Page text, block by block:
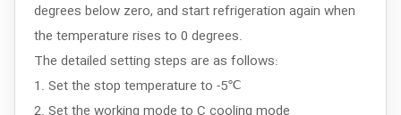
degrees below zero, and start refrigeration again when
the temperature rises to 0 degrees.
The detailed setting steps are as follows:
1. Set the stop temperature to -5℃